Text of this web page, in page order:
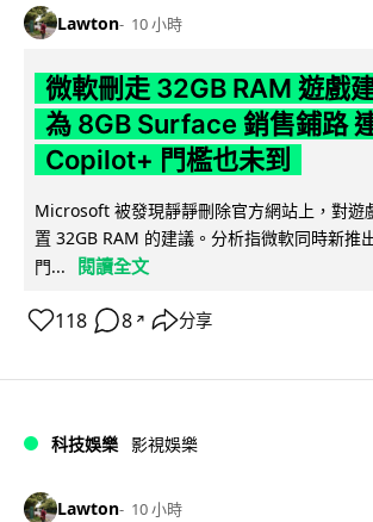
Lawton 10 小時
微軟刪走 32GB RAM 遊戲
為 8GB Surface 銷售鋪路
Copilot+ 門檻也未到
Microsoft 被發現靜靜刪除官方網站上，對遊
置 32GB RAM 的建議。分析指微軟同時新推
門...
閱讀全文
118 8 ↗ 分享
科技娛樂 影視娛樂
Lawton 10 小時